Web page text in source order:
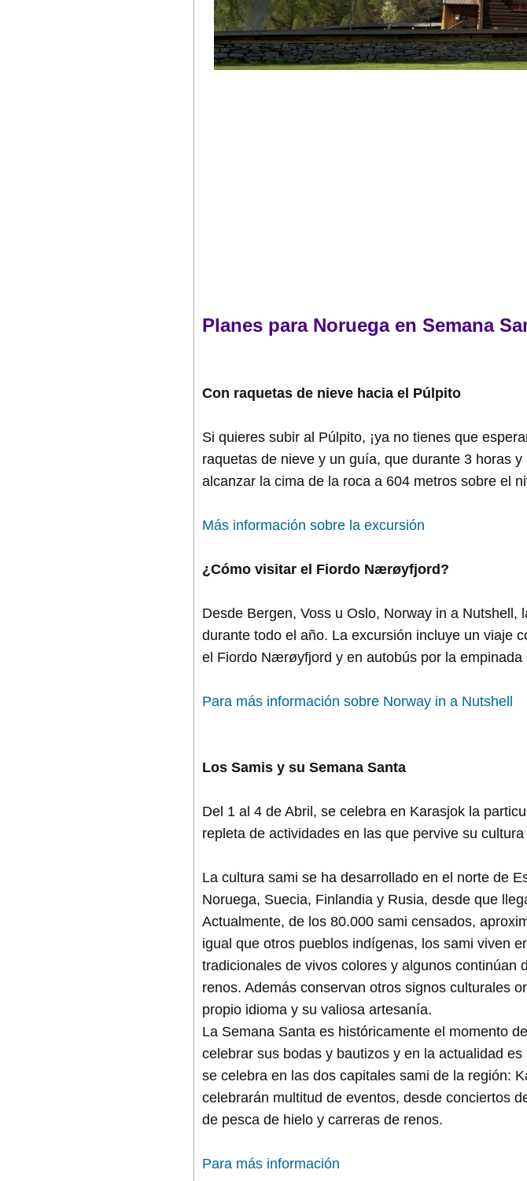
Planes para Noruega en Semana
Con raquetas de nieve hacia el Púlpito
Si quieres subir al Púlpito, ¡ya no tienes que
raquetas de nieve y un guía, que durante 3 horas
alcanzar la cima de la roca a 604 metros sobre el
Más información sobre la excursión
¿Cómo visitar el Fiordo Nærøyfjord?
Desde Bergen, Voss u Oslo, Norway in a
durante todo el año. La excursión incluye un viaje
el Fiordo Nærøyfjord y en autobús por la empinada
Para más información sobre Norway in a Nutshell
Los Samis y su Semana Santa
Del 1 al 4 de Abril, se celebra en Karasjok la
repleta de actividades en las que pervive su
La cultura sami se ha desarrollado en el norte de
Noruega, Suecia, Finlandia y Rusia, desde que
Actualmente, de los 80.000 sami censados,
igual que otros pueblos indígenas, los sami viven
tradicionales de vivos colores y algunos continúan
renos. Además conservan otros signos culturales
propio idioma y su valiosa artesanía.
La Semana Santa es históricamente el momento
celebrar sus bodas y bautizos y en la actualidad
se celebra en las dos capitales sami de la región:
celebrarán multitud de eventos, desde conciertos
de pesca de hielo y carreras de renos.
Para más información